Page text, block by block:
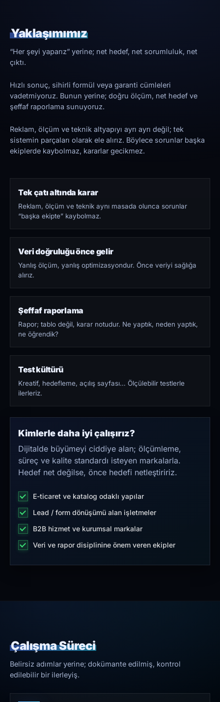
Yaklaşımımız
“Her şeyi yaparız” yerine; net hedef, net sorumluluk, net
çıktı.
Hızlı sonuç, sihirli formül veya garanti cümleleri
vadetmiyoruz. Bunun yerine; doğru ölçüm, net hedef ve
şeffaf raporlama sunuyoruz.
Reklam, ölçüm ve teknik altyapıyı ayrı ayrı değil; tek
sistemin parçaları olarak ele alırız. Böylece sorunlar başka
ekiplerde kaybolmaz, kararlar gecikmez.
Tek çatı altında karar
Reklam, ölçüm ve teknik aynı masada olunca sorunlar
“başka ekipte” kaybolmaz.
Veri doğruluğu önce gelir
Yanlış ölçüm, yanlış optimizasyondur. Önce veriyi sağlığa
alırız.
Şeffaf raporlama
Rapor; tablo değil, karar notudur. Ne yaptık, neden yaptık,
ne öğrendik?
Test kültürü
Kreatif, hedefleme, açılış sayfası… Ölçülebilir testlerle
ilerleriz.
Kimlerle daha iyi çalışırız?
Dijitalde büyümeyi ciddiye alan; ölçümleme,
süreç ve kalite standardı isteyen markalarla.
Hedef net değilse, önce hedefi netleştiririz.
E-ticaret ve katalog odaklı yapılar
Lead / form dönüşümü alan işletmeler
B2B hizmet ve kurumsal markalar
Veri ve rapor disiplinine önem veren ekipler
Çalışma Süreci
Belirsiz adımlar yerine; dokümante edilmiş, kontrol
edilebilir bir ilerleyiş.